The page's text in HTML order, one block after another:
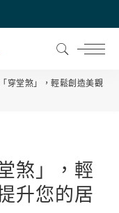
穿堂煞」，輕鬆創造美觀
煞」，輕
升您的居